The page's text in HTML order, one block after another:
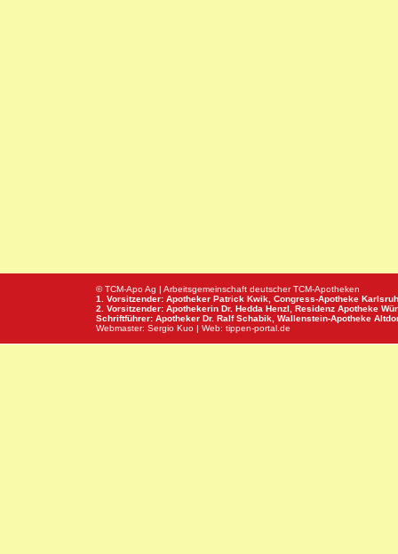
© TCM-Apo Ag | Arbeitsgemeinschaft deutscher TCM-Apotheken
1. Vorsitzender: Apotheker Patrick Kwik, Congress-Apotheke
2. Vorsitzender: Apothekerin Dr. Hedda Henzl, Residenz Apotheke
Schriftführer: Apotheker Dr. Ralf Schabik, Wallenstein-Apotheke
Webmaster: Sergio Kuo | Web: tippen-portal.de